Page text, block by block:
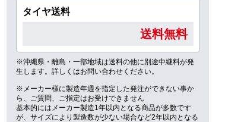
タイヤ送料
送料無料
※沖縄県・離島・一部地域は送料の他に別途中継料が発
生します。詳しくはお問い合わせください。
※メーカー様に製造年週を指定した発注ができない事か
ら、ご質問、ご指定はお受けできません
基本的にはメーカー製造1年以内となる商品が多数です
が、サイズにより製造数が少ない場合など2年以内となる